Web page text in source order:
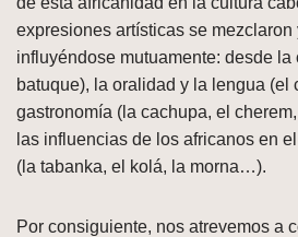
expresiones artísticas se mezclaron
influyéndose mutuamente: desde la
batuque), la oralidad y la lengua (el
gastronomía (la cachupa, el
las influencias de los africanos en
(la tabanka, el kolá, la morna…).
Por consiguiente, nos atrevemos a